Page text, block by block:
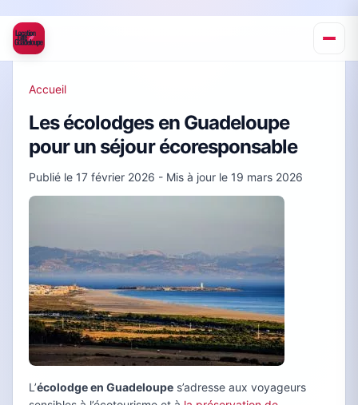
Accueil
Les écolodges en Guadeloupe
pour un séjour écoresponsable
Publié le 17 février 2026 - Mis à jour le 19 mars 2026
L’écolodge en Guadeloupe s’adresse aux voyageurs